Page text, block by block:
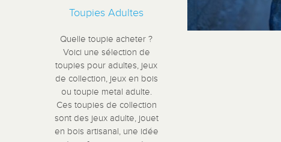
Toupies Adultes
Quelle toupie acheter ?
Voici une sélection de
toupies pour adultes, jeux
de collection, jeux en bois
ou toupie metal adulte.
Ces toupies de collection
sont des jeux adulte, jouet
en bois artisanal, une idée